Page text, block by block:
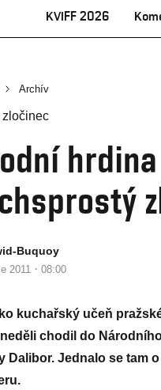
KVIFF 2026
Archív
Buquoy
2011 · 08:00
kuchařský učeň
chodil do
Dalibor. Jednalo se tam